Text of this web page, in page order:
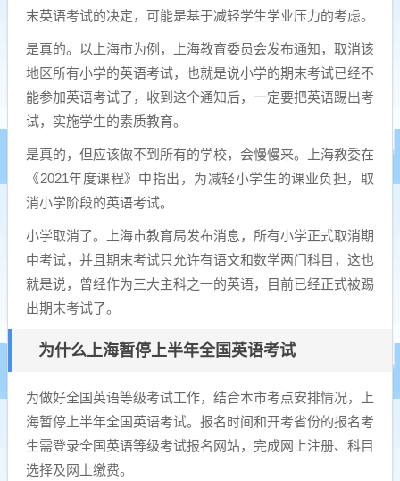
末英语考试的决定，可能是基于减轻学生学业压力的考虑。
是真的。以上海市为例，上海教育委员会发布通知，取消该
地区所有小学的英语考试，也就是说小学的期末考试已经不
能参加英语考试了，收到这个通知后，一定要把英语踢出考
试，实施学生的素质教育。
是真的，但应该做不到所有的学校，会慢慢来。上海教委在
《2021年度课程》中指出，为减轻小学生的课业负担，取
消小学阶段的英语考试。
小学取消了。上海市教育局发布消息，所有小学正式取消期
中考试，并且期末考试只允许有语文和数学两门科目，这也
就是说，曾经作为三大主科之一的英语，目前已经正式被踢
出期末考试了。
为什么上海暂停上半年全国英语考试
为做好全国英语等级考试工作，结合本市考点安排情况，上
海暂停上半年全国英语考试。报名时间和开考省份的报名考
生需登录全国英语等级考试报名网站，完成网上注册、科目
选择及网上缴费。